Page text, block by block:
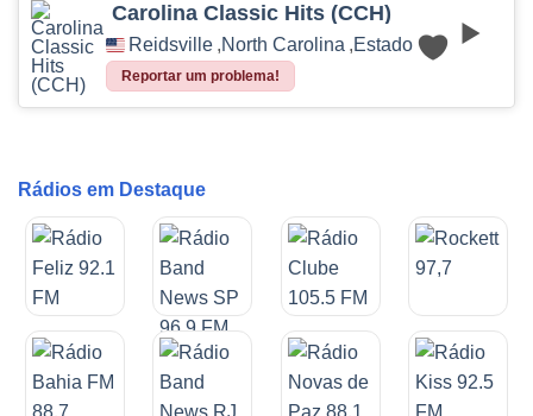
Carolina Classic Hits (CCH)
Reidsville ,North Carolina ,Estados Unidos
Reportar um problema!
Rádios em Destaque